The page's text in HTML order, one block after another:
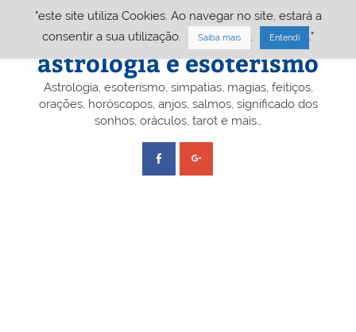
Portal A&E – Portal
astrologia e esoterismo
Astrologia, esoterismo, simpatias, magias, feitiços,
orações, horóscopos, anjos, salmos, significado dos
sonhos, oráculos, tarot e mais…
"este site utiliza Cookies. Ao navegar no site, estará a
consentir a sua utilização.
Saiba mais Entendi ."